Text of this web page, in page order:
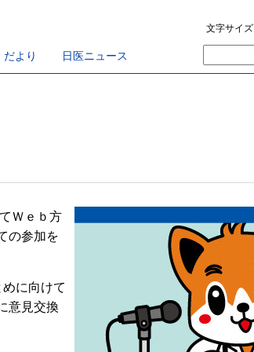
だより 日医ニュース
文字サイズ
Ｗｅｂ方
の参加を
に向けて
意見交換